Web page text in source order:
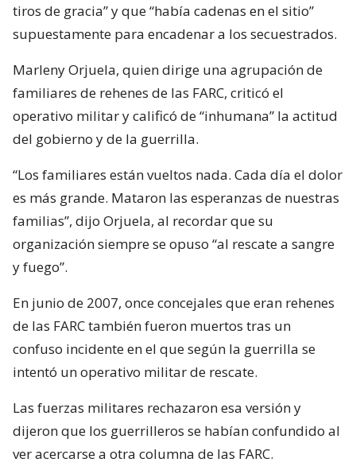
tiros de gracia” y que “había cadenas en el sitio”
supuestamente para encadenar a los secuestrados.
Marleny Orjuela, quien dirige una agrupación de
familiares de rehenes de las FARC, criticó el
operativo militar y calificó de “inhumana” la actitud
del gobierno y de la guerrilla.
“Los familiares están vueltos nada. Cada día el dolor
es más grande. Mataron las esperanzas de nuestras
familias”, dijo Orjuela, al recordar que su
organización siempre se opuso “al rescate a sangre
y fuego”.
En junio de 2007, once concejales que eran rehenes
de las FARC también fueron muertos tras un
confuso incidente en el que según la guerrilla se
intentó un operativo militar de rescate.
Las fuerzas militares rechazaron esa versión y
dijeron que los guerrilleros se habían confundido al
ver acercarse a otra columna de las FARC.